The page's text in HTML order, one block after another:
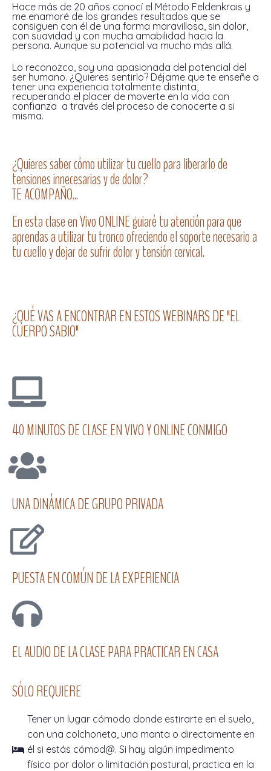
Hace más de 20 años conocí el Método Feldenkrais y
me enamoré de los grandes resultados que se
consiguen con él de una forma maravillosa, sin dolor,
con suavidad y con mucha amabilidad hacia la
persona. Aunque su potencial va mucho más allá.
Lo reconozco, soy una apasionada del potencial del
ser humano. ¿Quieres sentirlo? Déjame que te enseñe a
tener una experiencia totalmente distinta,
recuperando el placer de moverte en la vida con
confianza a través del proceso de conocerte a si
misma.
¿Quieres saber cómo utilizar tu cuello para liberarlo de
tensiones innecesarias y de dolor?
TE ACOMPAÑO...
En esta clase en Vivo ONLINE guiaré tu atención para que
aprendas a utilizar tu tronco ofreciendo el soporte necesario a
tu cuello y dejar de sufrir dolor y tensión cervical.
¿QUÉ VAS A ENCONTRAR EN ESTOS WEBINARS DE "EL
CUERPO SABIO"
40 MINUTOS DE CLASE EN VIVO Y ONLINE CONMIGO
UNA DINÁMICA DE GRUPO PRIVADA
PUESTA EN COMÚN DE LA EXPERIENCIA
EL AUDIO DE LA CLASE PARA PRACTICAR EN CASA
SÓLO REQUIERE
Tener un lugar cómodo donde estirarte en el suelo,
con una colchoneta, una manta o directamente en
él si estás cómod@. Si hay algún impedimento
físico por dolor o limitación postural, practica en la